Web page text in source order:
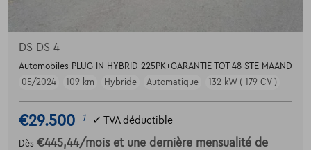
DS DS 4
Automobiles PLUG-IN-HYBRID 225PK+GARANTIE TOT 48 STE MAAND
05/2024
109 km Hybride Automatique 132 kW ( 179 CV )
€29.500 1 ✓ TVA déductible
Dès €445,44/mois et une dernière mensualité de